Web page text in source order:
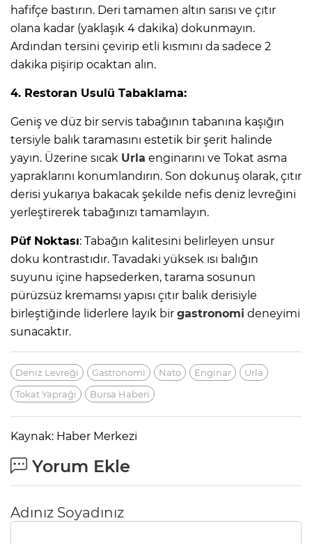
hafifçe bastırın. Deri tamamen altın sarısı ve çıtır
olana kadar (yaklaşık 4 dakika) dokunmayın.
Ardından tersini çevirip etli kısmını da sadece 2
dakika pişirip ocaktan alın.
4. Restoran Usulü Tabaklama:
Geniş ve düz bir servis tabağının tabanına kaşığın
tersiyle balık taramasını estetik bir şerit halinde
yayın. Üzerine sıcak Urla enginarını ve Tokat asma
yapraklarını konumlandırın. Son dokunuş olarak, çıtır
derisi yukarıya bakacak şekilde nefis deniz levreğini
yerleştirerek tabağınızı tamamlayın.
Püf Noktası: Tabağın kalitesini belirleyen unsur
doku kontrastıdır. Tavadaki yüksek ısı balığın
suyunu içine hapsederken, tarama sosunun
pürüzsüz kremamsı yapısı çıtır balık derisiyle
birleştiğinde liderlere layık bir gastronomi deneyimi
sunacaktır.
Deniz Levreği Gastronomi Nato Enginar
Urla
Tokat Yaprağı
Bursa Haberi
Kaynak: Haber Merkezi
Yorum Ekle
Adınız Soyadınız